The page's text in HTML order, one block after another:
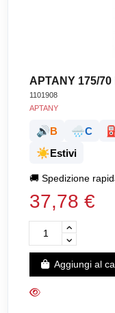
APTANY 175/70
1101908
APTANY
🔊B 🌧️C
☀️Estivi
🚚Spedizione
37,78 €
Aggiungi al